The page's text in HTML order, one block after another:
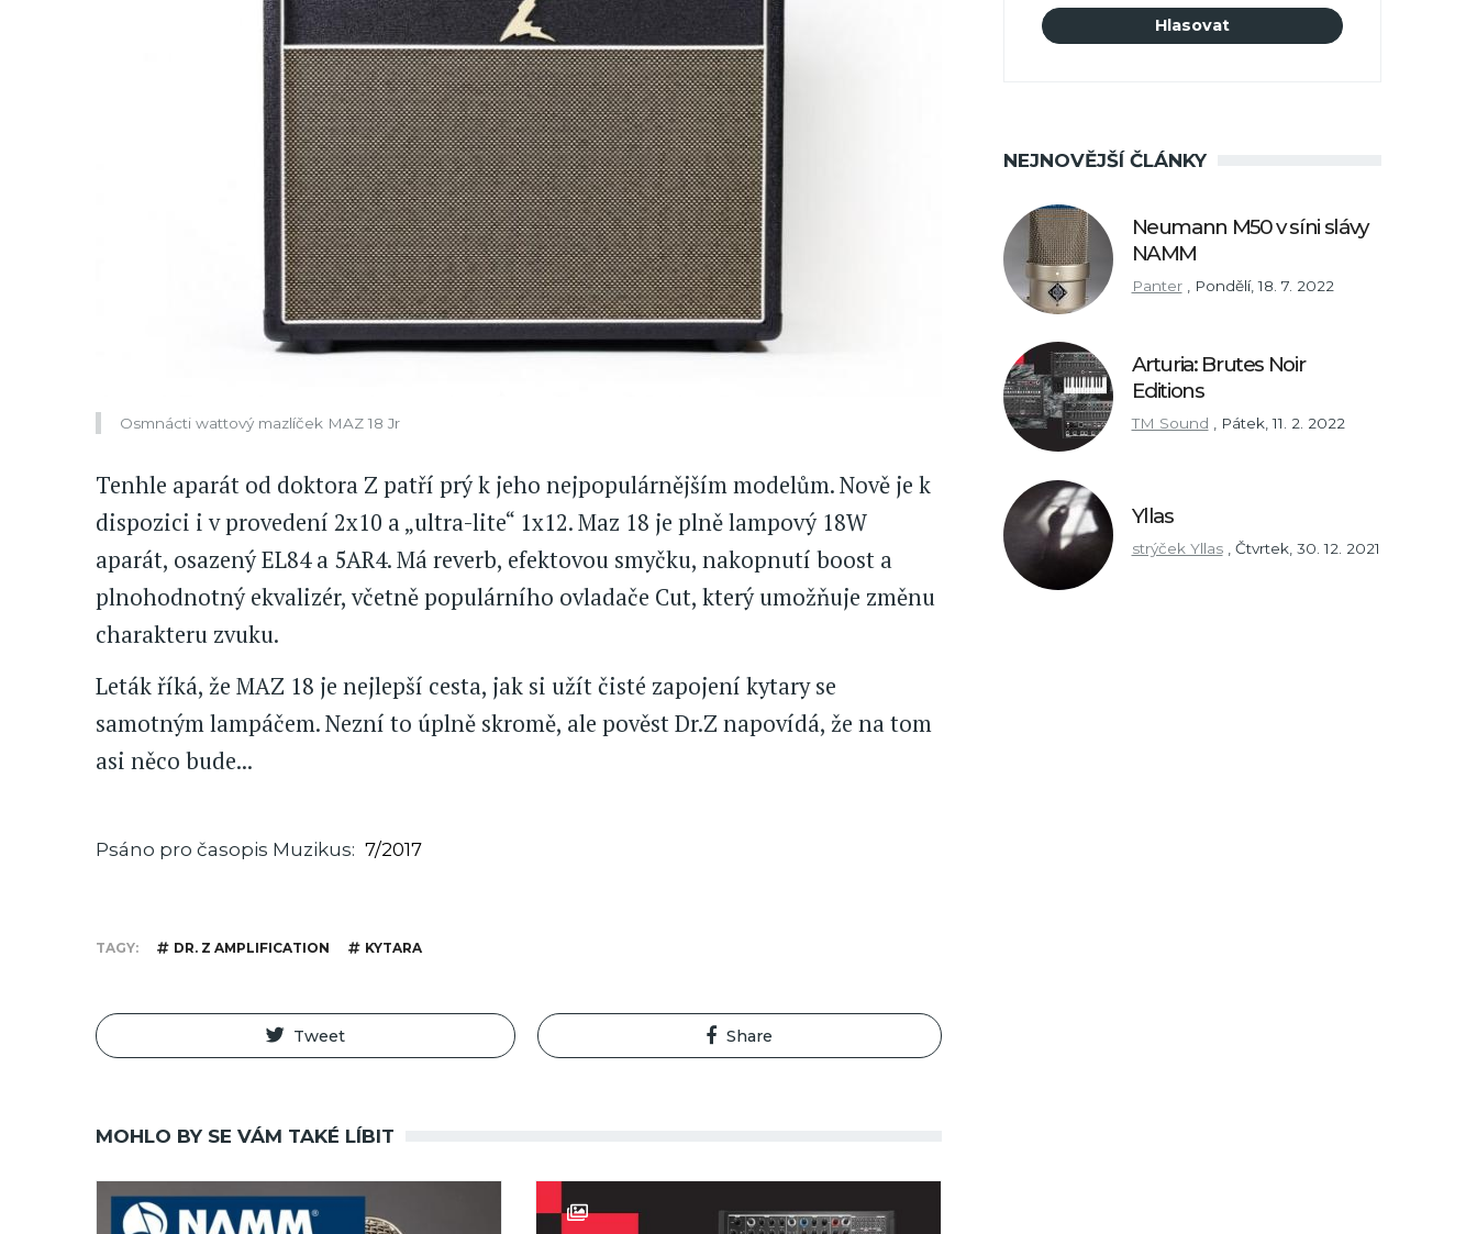
Osmnácti wattový mazlíček MAZ 18 Jr
Tenhle aparát od doktora Z patří prý k jeho nejpopulárnějším modelům. Nově je k
dispozici i v provedení 2x10 a „ultra-lite“ 1x12. Maz 18 je plně lampový 18W
aparát, osazený EL84 a 5AR4. Má reverb, efektovou smyčku, nakopnutí boost a
plnohodnotný ekvalizér, včetně populárního ovladače Cut, který umožňuje změnu
charakteru zvuku.
Leták říká, že MAZ 18 je nejlepší cesta, jak si užít čisté zapojení kytary se
samotným lampáčem. Nezní to úplně skromě, ale pověst Dr.Z napovídá, že na tom
asi něco bude...
Psáno pro časopis Muzikus 7/2017
TAGY DR. Z AMPLIFICATION KYTARA
Tweet Share
MOHLO BY SE VÁM TAKÉ LÍBIT
NEJNOVĚJŠÍ ČLÁNKY
Neumann M50 v síni slávy
NAMM
Panter Pondělí, 18. 7. 2022
Arturia: Brutes Noir
Editions
TM Sound , Pátek, 11. 2. 2022
Yllas
strýček Yllas Čtvrtek, 30. 12. 2021